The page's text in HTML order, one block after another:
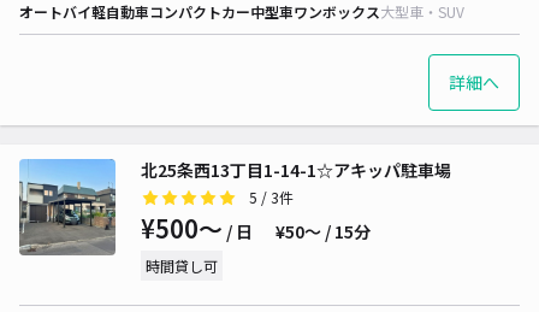
オートバイ軽自動車コンパクトカー中型車ワンボックス大型車・SUV
詳細へ
北25条西13丁目1-14-1☆アキッパ駐車場
5 / 3件
¥500〜 / 日 ¥50〜 / 15分
時間貸し可